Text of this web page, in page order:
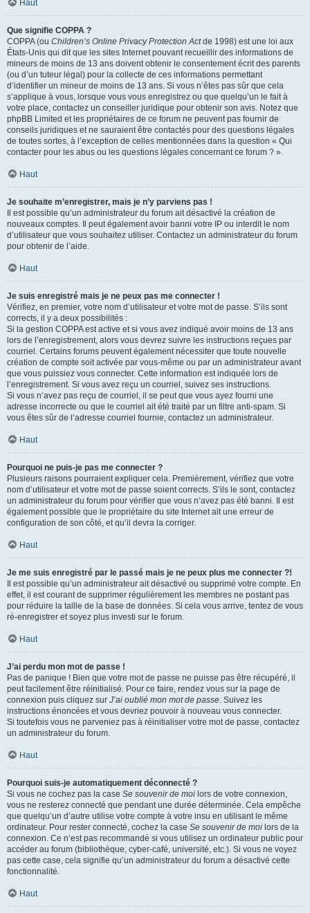
Haut
Que signifie COPPA ?
COPPA (ou Children’s Online Privacy Protection Actde 1998) est une loi aux
États-Unis qui dit que les sites Internet pouvant recueillir des informations de
mineurs de moins de 13 ans doivent obtenir le consentement écrit des parents
(ou d’un tuteur légal) pour la collecte de ces informations permettant
d’identifier un mineur de moins de 13 ans. Si vous n’êtes pas sûr que cela
s’applique à vous, lorsque vous vous enregistrez ou que quelqu’un le fait à
votre place, contactez un conseiller juridique pour obtenir son avis. Notez que
phpBB Limited et les propriétaires de ce forum ne peuvent pas fournir de
conseils juridiques et ne sauraient être contactés pour des questions légales
de toutes sortes, à l’exception de celles mentionnées dans la question « Qui
contacter pour les abus ou les questions légales concernant ce forum ? ».
Haut
Je souhaite m’enregistrer, mais je n’y parviens pas !
Il est possible qu’un administrateur du forum ait désactivé la création de
nouveaux comptes. Il peut également avoir banni votre IP ou interdit le nom
d’utilisateur que vous souhaitez utiliser. Contactez un administrateur du forum
pour obtenir de l’aide.
Haut
Je suis enregistré mais je ne peux pas me connecter !
Vérifiez, en premier, votre nom d’utilisateur et votre mot de passe. S’ils sont
corrects, il y a deux possibilités :
Si la gestion COPPA est active et si vous avez indiqué avoir moins de 13 ans
lors de l’enregistrement, alors vous devrez suivre les instructions reçues par
courriel. Certains forums peuvent également nécessiter que toute nouvelle
création de compte soit activée par vous-même ou par un administrateur avant
que vous puissiez vous connecter. Cette information est indiquée lors de
l’enregistrement. Si vous avez reçu un courriel, suivez ses instructions.
Si vous n’avez pas reçu de courriel, il se peut que vous ayez fourni une
adresse incorrecte ou que le courriel ait été traité par un filtre anti-spam. Si
vous êtes sûr de l’adresse courriel fournie, contactez un administrateur.
Haut
Pourquoi ne puis-je pas me connecter ?
Plusieurs raisons pourraient expliquer cela. Premièrement, vérifiez que votre
nom d’utilisateur et votre mot de passe soient corrects. S’ils le sont, contactez
un administrateur du forum pour vérifier que vous n’avez pas été banni. Il est
également possible que le propriétaire du site Internet ait une erreur de
configuration de son côté, et qu’il devra la corriger.
Haut
Je me suis enregistré par le passé mais je ne peux plus me connecter ?!
Il est possible qu’un administrateur ait désactivé ou supprimé votre compte. En
effet, il est courant de supprimer régulièrement les membres ne postant pas
pour réduire la taille de la base de données. Si cela vous arrive, tentez de vous
ré-enregistrer et soyez plus investi sur le forum.
Haut
J’ai perdu mon mot de passe !
Pas de panique ! Bien que votre mot de passe ne puisse pas être récupéré, il
peut facilement être réinitialisé. Pour ce faire, rendez vous sur la page de
connexion puis cliquez sur J’ai oublié mon mot de passe. Suivez les
instructions énoncées et vous devriez pouvoir à nouveau vous connecter.
Si toutefois vous ne parveniez pas à réinitialiser votre mot de passe, contactez
un administrateur du forum.
Haut
Pourquoi suis-je automatiquement déconnecté ?
Si vous ne cochez pas la case Se souvenir de moi lors de votre connexion,
vous ne resterez connecté que pendant une durée déterminée. Cela empêche
que quelqu’un d’autre utilise votre compte à votre insu en utilisant le même
ordinateur. Pour rester connecté, cochez la case Se souvenir de moi lors de la
connexion. Ce n’est pas recommandé si vous utilisez un ordinateur public pour
accéder au forum (bibliothèque, cyber-café, université, etc.). Si vous ne voyez
pas cette case, cela signifie qu’un administrateur du forum a désactivé cette
fonctionnalité.
Haut